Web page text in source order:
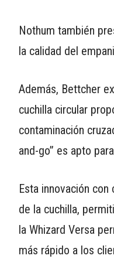
Nothum también
la calidad del
Además, Bettcher
cuchilla circular
contaminación
and-go” es apto
Esta innovación
de la cuchilla,
la Whizard Versa
más rápido a los